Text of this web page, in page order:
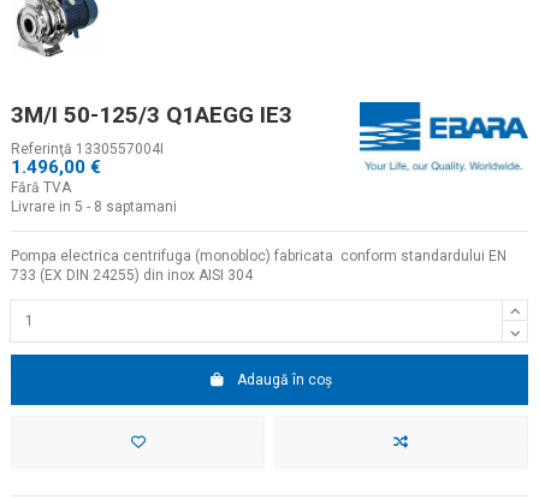
3M/I 50-125/3 Q1AEGG IE3
Referinţă 1330557004I
1.496,00 €
Fără TVA
Livrare in 5 - 8 saptamani
Pompa electrica centrifuga (monobloc) fabricata conform standardului EN
733 (EX DIN 24255) din inox AISI 304
Adaugă în coș